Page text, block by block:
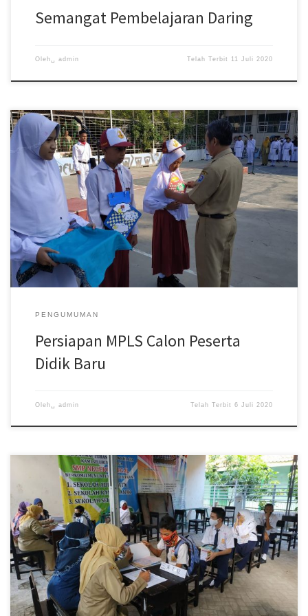
Semangat Pembelajaran Daring
Oleh␣ admin Telah Terbit 11 Juli 2020
Calon peserta didik baru Tahun Pelajaran 2020/2021 wajib hadir di
SMP Negeri 4 Kota Tegal untuk mengikuti pengarahan &
penjelasan […]
PENGUMUMAN
Persiapan MPLS Calon Peserta
Didik Baru
Oleh␣ admin Telah Terbit6 Juli 2020
Jadwal pengembalian buku perpustakaan sekolah utk Kelas 7 dan
8 lama : Rabu, 15 Juli 2020Untuk siswa Kelas 7 lama […]